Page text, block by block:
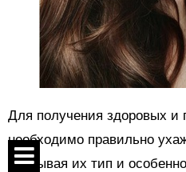
Для получения здоровых и
необходимо правильно
учитывая их тип и